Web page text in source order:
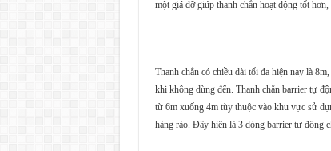
một giá đỡ giúp thanh chắn hoạt động tốt
Thanh chắn có chiều dài tối đa hiện nay là
khi không dùng đến. Thanh chắn barrier tự
từ 6m xuống 4m tùy thuộc vào khu vực sử
hàng rào. Đây hiện là 3 dòng barrier tự động